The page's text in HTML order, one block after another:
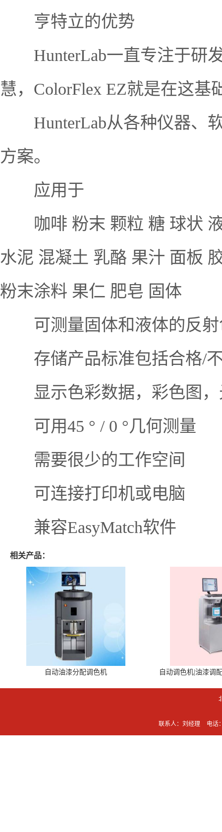
亨特立的优势
HunterLab一直专注于研发
慧，ColorFlex EZ就是在这基
HunterLab从各种仪器、软
方案。
应用于
咖啡 粉末 颗粒 糖 球状 液
水泥 混凝土 乳酪 果汁 面板
粉末涂料 果仁 肥皂 固体
可测量固体和液体的反射
存储产品标准包括合格/
显示色彩数据，彩色图，
可用45 ° / 0 °几何测量
需要很少的工作空间
可连接打印机或电脑
兼容EasyMatch软件
相关产品：
自动油漆分配调色机 自动调色机|油漆调
联系人：刘经理 电话